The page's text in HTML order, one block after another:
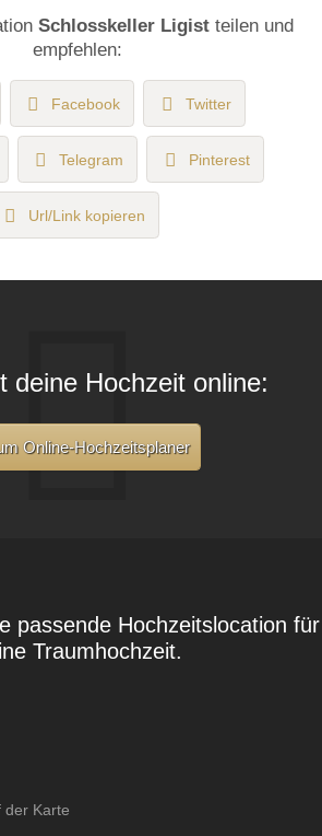
Schlosskeller Ligistteilen und
empfehlen:
Facebook Twitter
Telegram Pinterest
Url/Link kopieren
deine Hochzeit online:
Online-Hochzeitsplaner
passende Hochzeitslocation für
Traumhochzeit.
der Karte